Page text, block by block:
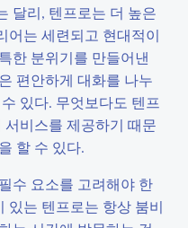
달리, 텐프로는 더 높은
어는 세련되고 현대적이
한 분위기를 만들어낸
편안하게 대화를 나누
있다. 무엇보다도 텐프
비스를 제공하기 때문
할 수 있다.
수 요소를 고려해야 한
있는 텐프로는 항상 붐비